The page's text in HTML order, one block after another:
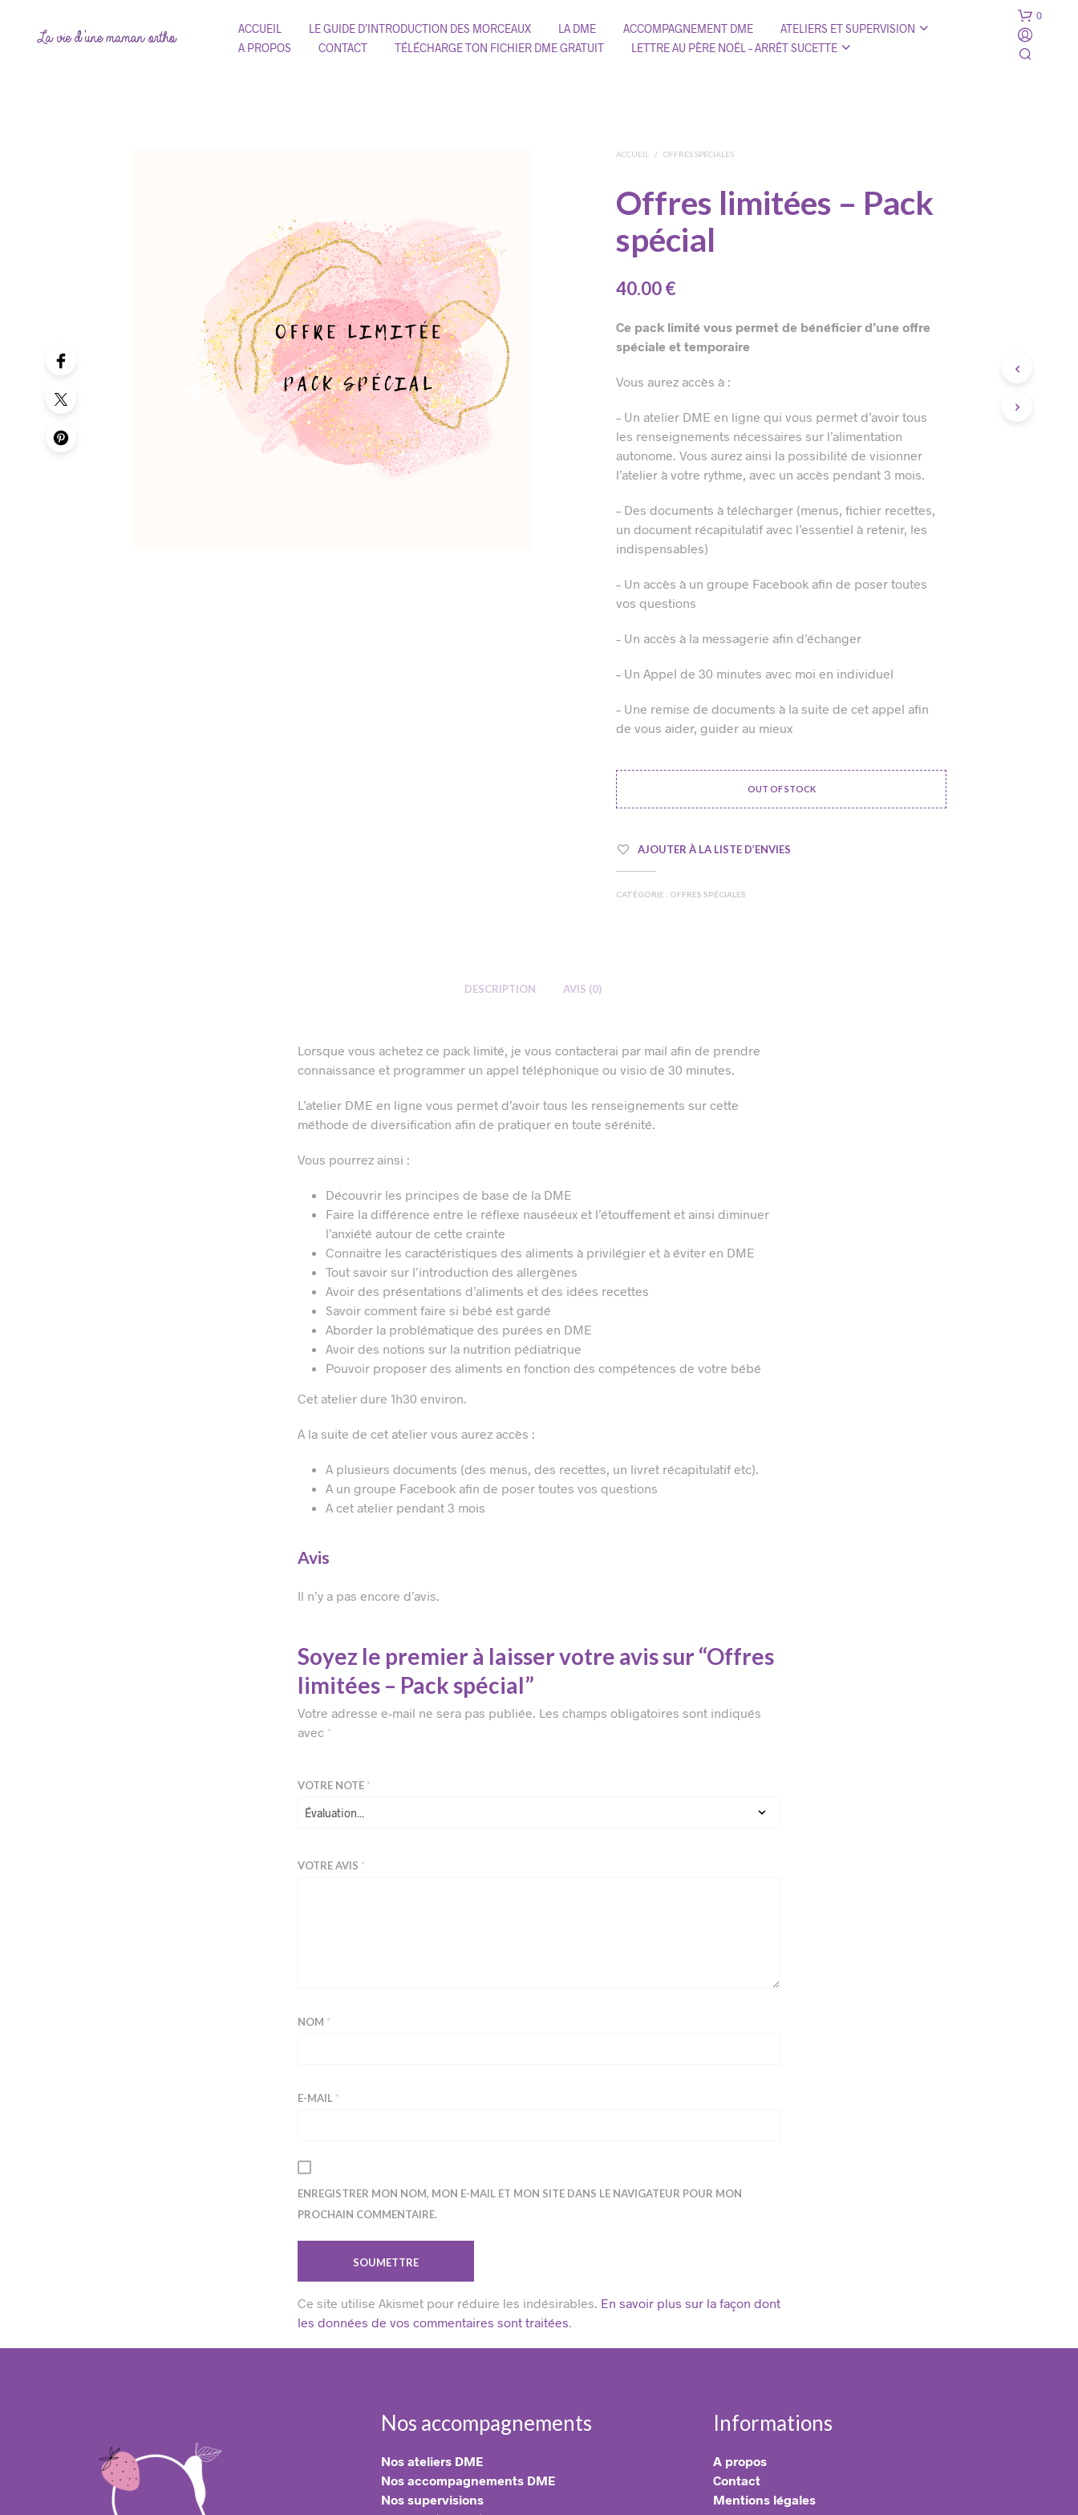
ACCUEIL LE GUIDE D’INTRODUCTION DES MORCEAUX LA DME ACCOMPAGNEMENT DME
ATELIERS ET SUPERVISION
A PROPOS
CONTACT TÉLÉCHARGE TON FICHIER DME GRATUIT LETTRE AU PÈRE NOËL – ARRÊT SUCETTE
0
ACCUEIL / OFFRES SPÉCIALES
Offres limitées – Pack
spécial
40.00€
Ce pack limité vous permet de bénéficier d’une offre
spéciale et temporaire
Vous aurez accès à :
– Un atelier DME en ligne qui vous permet d’avoir tous
les renseignements nécessaires sur l’alimentation
autonome. Vous aurez ainsi la possibilité de visionner
l’atelier à votre rythme, avec un accès pendant 3 mois.
– Des documents à télécharger (menus, fichier recettes,
un document récapitulatif avec l’essentiel à retenir, les
indispensables)
– Un accès à un groupe Facebook afin de poser toutes
vos questions
– Un accès à la messagerie afin d’échanger
– Un Appel de 30 minutes avec moi en individuel
– Une remise de documents à la suite de cet appel afin
de vous aider, guider au mieux
OUT OF STOCK
AJOUTER À LA LISTE D’ENVIES
CATÉGORIE : OFFRES SPÉCIALES
DESCRIPTION AVIS (0)
Lorsque vous achetez ce pack limité, je vous contacterai par mail afin de prendre
connaissance et programmer un appel téléphonique ou visio de 30 minutes.
L’atelier DME en ligne vous permet d’avoir tous les renseignements sur cette
méthode de diversification afin de pratiquer en toute sérénité.
Vous pourrez ainsi :
Découvrir les principes de base de la DME
Faire la différence entre le réflexe nauséeux et l’étouffement et ainsi diminuer
l’anxiété autour de cette crainte
Connaitre les caractéristiques des aliments à privilégier et à éviter en DME
Tout savoir sur l’introduction des allergènes
Avoir des présentations d’aliments et des idées recettes
Savoir comment faire si bébé est gardé
Aborder la problématique des purées en DME
Avoir des notions sur la nutrition pédiatrique
Pouvoir proposer des aliments en fonction des compétences de votre bébé
Cet atelier dure 1h30 environ.
A la suite de cet atelier vous aurez accès :
A plusieurs documents (des menus, des recettes, un livret récapitulatif etc).
A un groupe Facebook afin de poser toutes vos questions
A cet atelier pendant 3 mois
Avis
Il n’y a pas encore d’avis.
Soyez le premier à laisser votre avis sur “Offres
limitées – Pack spécial”
Votre adresse e-mail ne sera pas publiée. Les champs obligatoires sont indiqués
avec *
VOTRE NOTE *
VOTRE AVIS *
NOM *
E-MAIL *
ENREGISTRER MON NOM, MON E-MAIL ET MON SITE DANS LE NAVIGATEUR POUR MON
PROCHAIN COMMENTAIRE.
Ce site utilise Akismet pour réduire les indésirables. En savoir plus sur la façon dont
les données de vos commentaires sont traitées.
Nos accompagnements
Nos ateliers DME
Nos accompagnements DME
Nos supervisions
Informations
A propos
Contact
Mentions légales